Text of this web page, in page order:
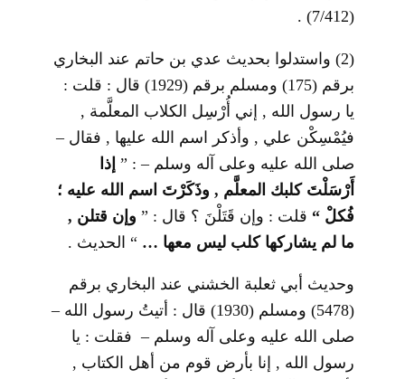
(7/412) .
(2) واستدلوا بحديث عدي بن حاتم عند البخاري
برقم (175) ومسلم برقم (1929) قال : قلت :
يا رسول الله , إني أُرْسِل الكلاب المعلَّمة ,
فيُمْسِكْن علي , وأذكر اسم الله عليها , فقال –
صلى الله عليه وعلى آله وسلم – : ” إذا
أَرْسَلْتَ كلبك المعلَّم , وذَكَرْتَ اسم الله عليه ؛
فُكلْ “ قلت : وإن قَتَلْنَ ؟ قال : ” وإن قتلن ,
ما لم يشاركها كلب ليس معها …“ الحديث .
وحديث أبي ثعلبة الخشني عند البخاري برقم
(5478) ومسلم (1930) قال : أتيتُ رسول الله –
صلى الله عليه وعلى آله وسلم – فقلت : يا
رسول الله , إنا بأرض قوم من أهل الكتاب ,